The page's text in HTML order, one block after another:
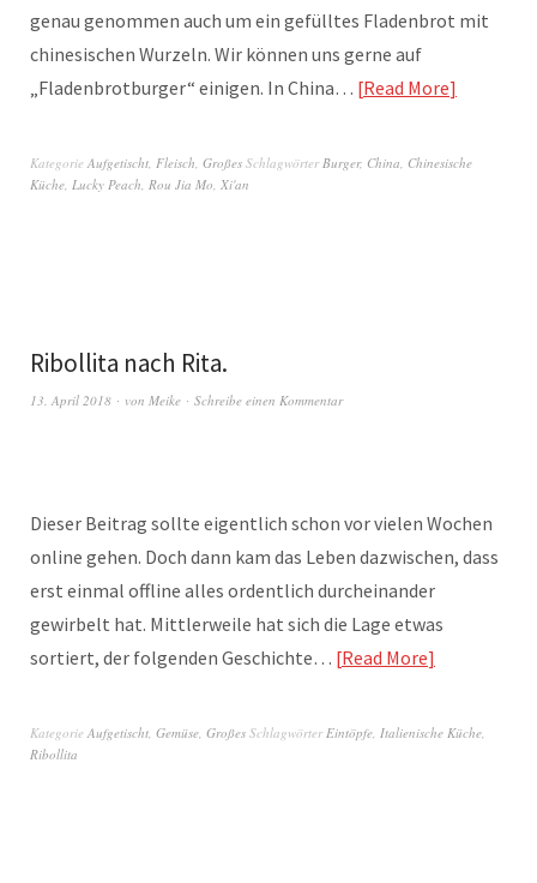
genau genommen auch um ein gefülltes Fladenbrot mit
chinesischen Wurzeln. Wir können uns gerne auf
„Fladenbrotburger“ einigen. In China… Read More
Kategorie Aufgetischt, Fleisch, Großes SchlagwörterBurger, China, Chinesische
Küche, Lucky Peach, Rou Jia Mo, Xi'an
Ribollita nach Rita.
13. April 2018 von Meike Schreibe einen Kommentar
Dieser Beitrag sollte eigentlich schon vor vielen Wochen
online gehen. Doch dann kam das Leben dazwischen, dass
erst einmal offline alles ordentlich durcheinander
gewirbelt hat. Mittlerweile hat sich die Lage etwas
sortiert, der folgenden Geschichte… Read More
Kategorie Aufgetischt, Gemüse, Großes SchlagwörterEintöpfe, Italienische Küche,
Ribollita